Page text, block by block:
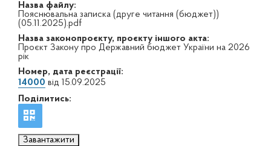
Назва файлу:
Пояснювальна записка (друге читання (бюджет))
(05.11.2025).pdf
Назва законопроєкту, проєкту іншого акта:
Проєкт Закону про Державний бюджет України на 2026
рік
Номер, дата реєстрації:
14000 від 15.09.2025
Поділитись:
Завантажити